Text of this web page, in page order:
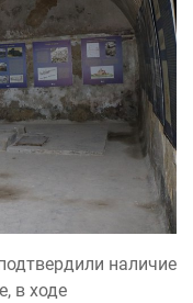
наличие
в ходе